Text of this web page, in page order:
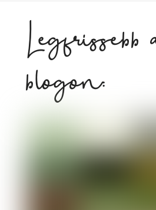
Legfrissebb
blogon: